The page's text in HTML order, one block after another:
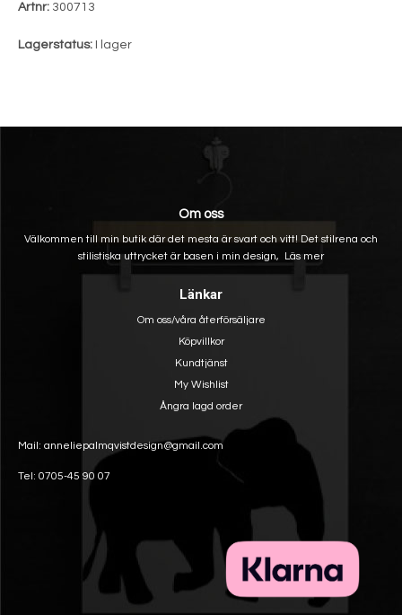
Artnr: 300713
Lagerstatus: I lager
Om oss
Välkommen till min butik där det mesta är svart och vitt! Det stilrena och
stilistiska uttrycket är basen i min design, Läs mer
Länkar
Om oss/våra återförsäljare
Köpvillkor
Kundtjänst
My Wishlist
Ångra lagd order
Mail: anneliepalmqvistdesign@gmail.com
Tel: 0705-45 90 07